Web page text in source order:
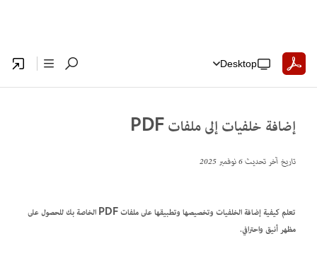
Desktop
إضافة خلفيات إلى ملفات PDF
تاريخ آخر تحديث6 نوفمبر 2025
تعلم كيفية إضافة الخلفيات وتخصيصها وتطبيقها على ملفات PDF الخاصة بك للحصول على
مظهر أنيق واحترافي.